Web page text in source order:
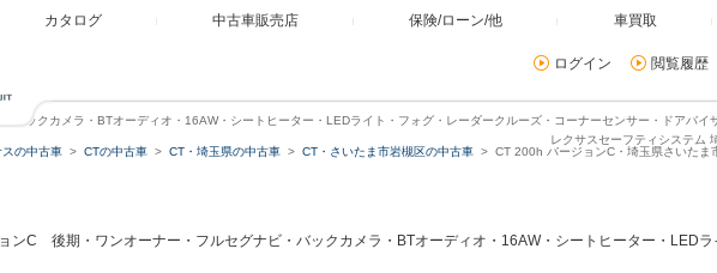
カタログ 中古車販売店 保険/ローン/他 車買取
ログイン 閲覧履歴
バックカメラ・BTオーディオ・16AW・シートヒーター・LEDライト・フォグ・レーダークルーズ・コーナーセンサー・ドアバイ
レクサスセーフティシステム
スの中古車 CTの中古車 CT・埼玉県の中古車 CT・さいたま市岩槻区の中古車 CT 200h バージョンC・埼玉県さいたま
ンC 後期・ワンオーナー・フルセグナビ・バックカメラ・BTオーディオ・16AW・シートヒーター・LEDラ